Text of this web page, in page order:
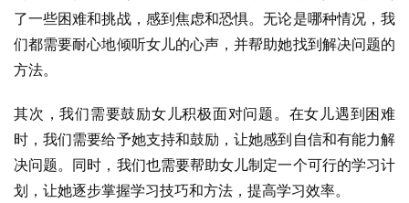
了一些困难和挑战，感到焦虑和恐惧。无论是哪种情况，我
们都需要耐心地倾听女儿的心声，并帮助她找到解决问题的
方法。
其次，我们需要鼓励女儿积极面对问题。在女儿遇到困难
时，我们需要给予她支持和鼓励，让她感到自信和有能力解
决问题。同时，我们也需要帮助女儿制定一个可行的学习计
划，让她逐步掌握学习技巧和方法，提高学习效率。